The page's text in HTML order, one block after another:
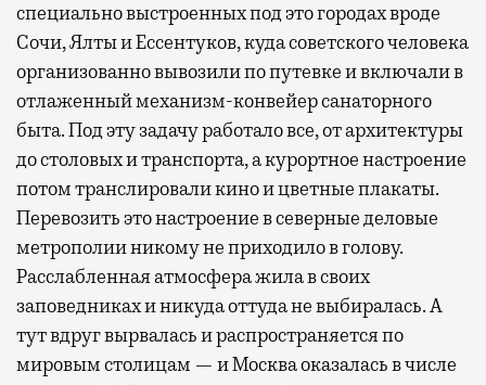
специально выстроенных под это городах вроде
Сочи, Ялты и Ессентуков, куда советского человека
организованно вывозили по путевке и включали в
отлаженный механизм-конвейер санаторного
быта. Под эту задачу работало все, от архитектуры
до столовых и транспорта, а курортное настроение
потом транслировали кино и цветные плакаты.
Перевозить это настроение в северные деловые
метрополии никому не приходило в голову.
Расслабленная атмосфера жила в своих
заповедниках и никуда оттуда не выбиралась. А
тут вдруг вырвалась и распространяется по
мировым столицам — и Москва оказалась в числе